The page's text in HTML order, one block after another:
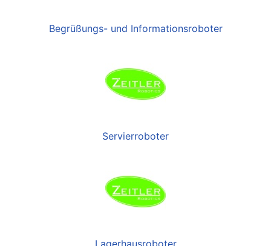
Begrüßungs- und Informationsroboter
Servierroboter